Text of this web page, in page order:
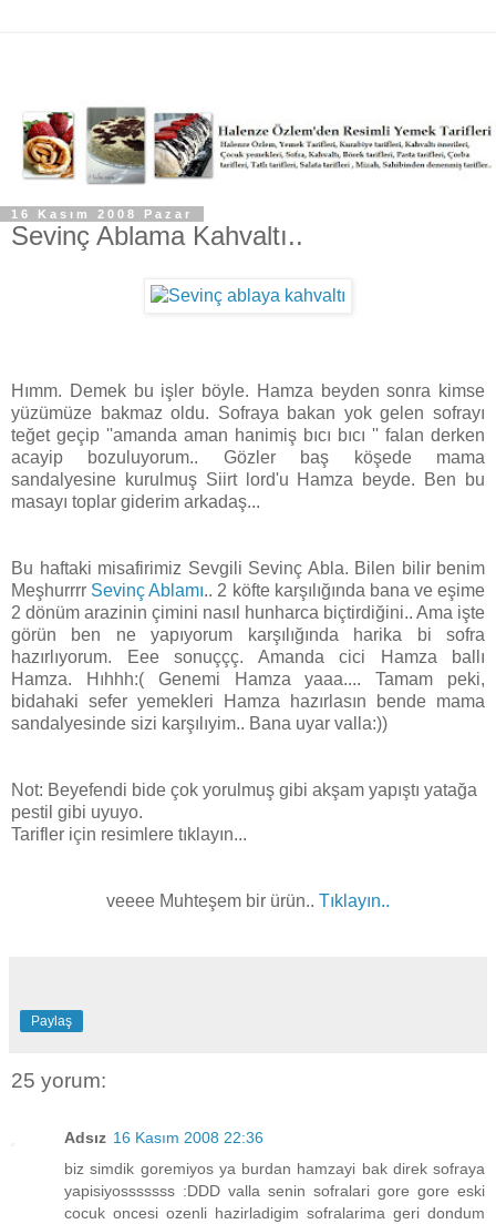
16 Kasım 2008 Pazar
Sevinç Ablama Kahvaltı..
Hımm. Demek bu işler böyle. Hamza beyden sonra kimse
yüzümüze bakmaz oldu. Sofraya bakan yok gelen sofrayı
teğet geçip ''amanda aman hanimiş bıcı bıcı '' falan derken
acayip bozuluyorum.. Gözler baş köşede mama
sandalyesine kurulmuş Siirt lord'u Hamza beyde. Ben bu
masayı toplar giderim arkadaş...
Bu haftaki misafirimiz Sevgili Sevinç Abla. Bilen bilir benim
Meşhurrrr Sevinç Ablamı.. 2 köfte karşılığında bana ve eşime
2 dönüm arazinin çimini nasıl hunharca biçtirdiğini.. Ama işte
görün ben ne yapıyorum karşılığında harika bi sofra
hazırlıyorum. Eee sonuççç. Amanda cici Hamza ballı
Hamza. Hıhhh:( Genemi Hamza yaaa.... Tamam peki,
bidahaki sefer yemekleri Hamza hazırlasın bende mama
sandalyesinde sizi karşılıyim.. Bana uyar valla:))
Not: Beyefendi bide çok yorulmuş gibi akşam yapıştı yatağa
pestil gibi uyuyo.
Tarifler için resimlere tıklayın...
veeee Muhteşem bir ürün.. Tıklayın..
Paylaş
25 yorum:
Adsız 16 Kasım 2008 22:36
biz simdik goremiyos ya burdan hamzayi bak direk sofraya
yapisiyosssssss :DDD valla senin sofralari gore gore eski
cocuk oncesi ozenli hazirladigim sofralarima geri dondum